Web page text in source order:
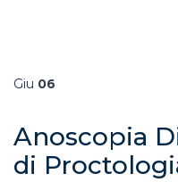
Giu 06
Anoscopia
di